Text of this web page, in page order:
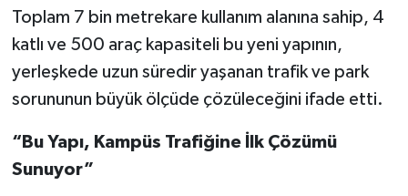
Toplam 7 bin metrekare kullanım alanına sahip, 4
katlı ve 500 araç kapasiteli bu yeni yapının,
yerleşkede uzun süredir yaşanan trafik ve park
sorununun büyük ölçüde çözüleceğini ifade etti.
“Bu Yapı, Kampüs Trafiğine İlk Çözümü
Sunuyor”